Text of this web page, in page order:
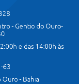
- Gentio do Ouro-
e das 14:00h às
63
- Bahia